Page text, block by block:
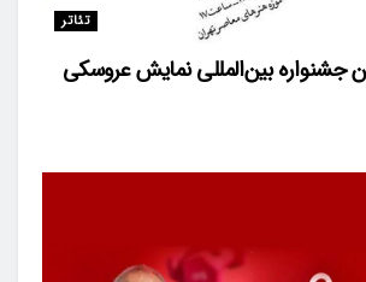
تئاتر
جشنواره بین‌المللی نمایش عروسکی